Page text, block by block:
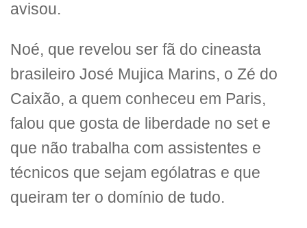
avisou.
Noé, que revelou ser fã do cineasta
brasileiro José Mujica Marins, o Zé do
Caixão, a quem conheceu em Paris,
falou que gosta de liberdade no set e
que não trabalha com assistentes e
técnicos que sejam ególatras e que
queiram ter o domínio de tudo.